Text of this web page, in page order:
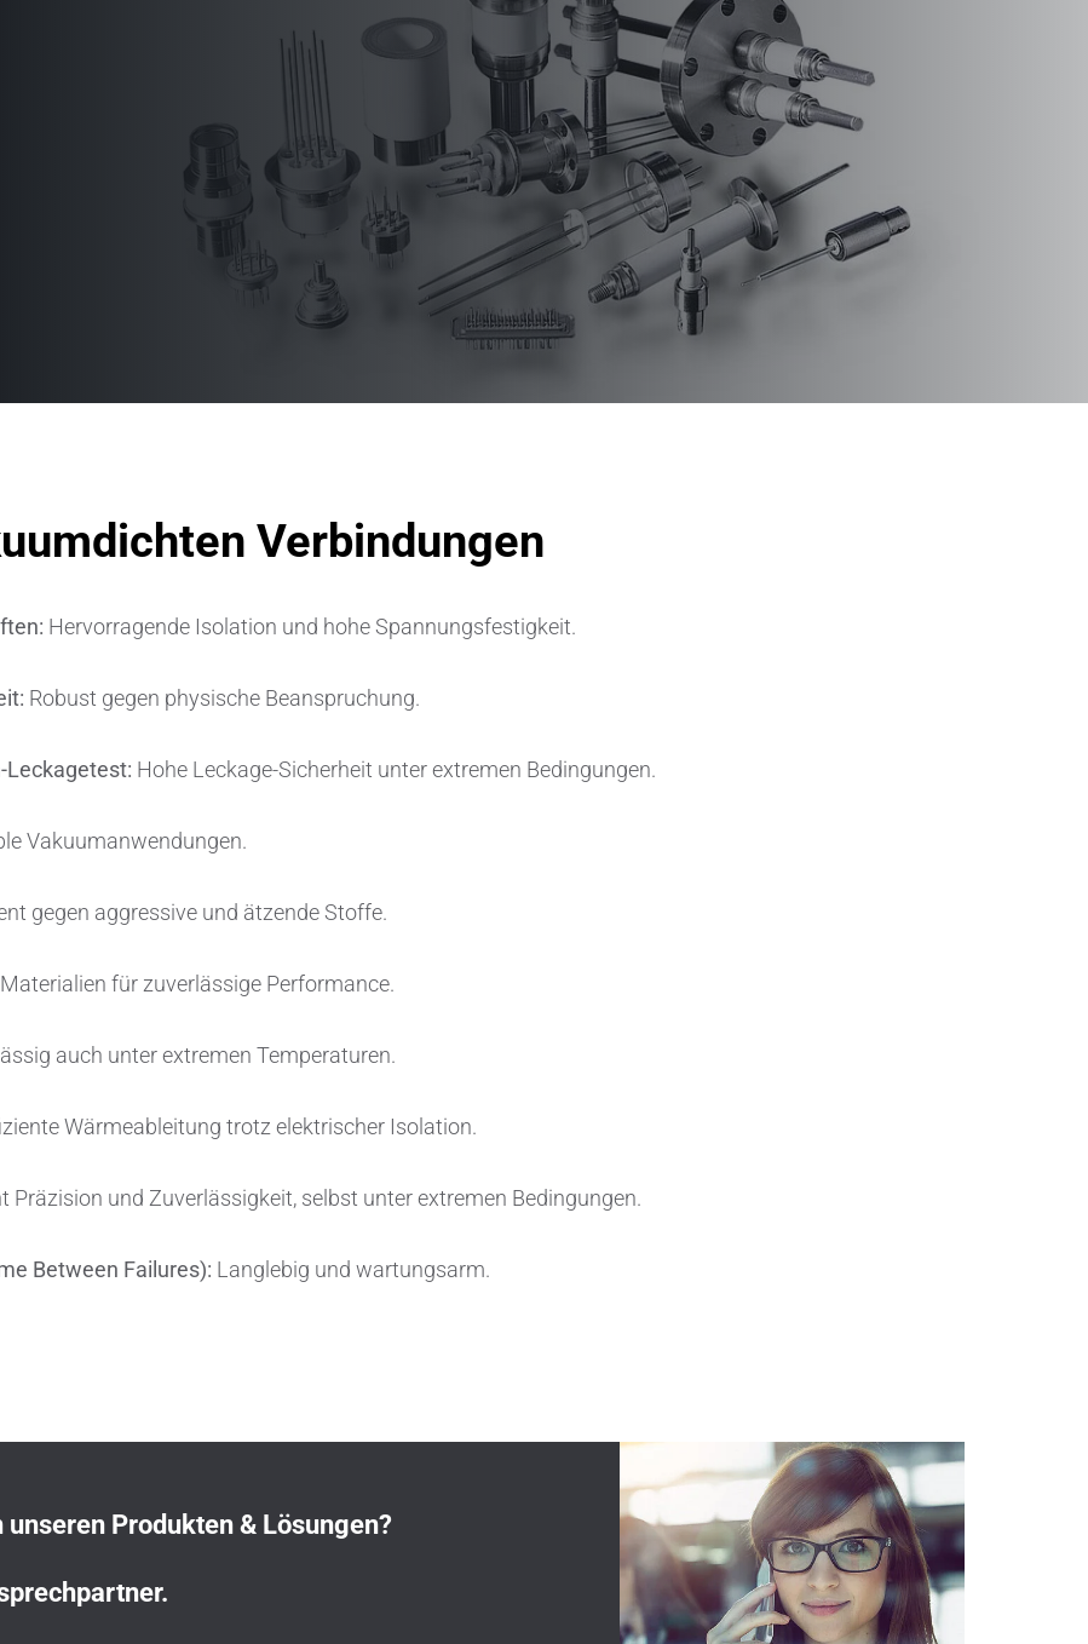
Verbindungen
Hervorragende Isolation und hohe Spannungsfestigkeit.
Robust gegen physische Beanspruchung.
Leckagetest: Hohe Leckage-Sicherheit unter extremen Bedingungen.
Vakuumanwendungen.
gegen aggressive und ätzende Stoffe.
für zuverlässige Performance.
auch unter extremen Temperaturen.
Wärmeableitung trotz elektrischer Isolation.
Präzision und Zuverlässigkeit, selbst unter extremen Bedingungen.
Between Failures): Langlebig und wartungsarm.
Produkten & Lösungen?